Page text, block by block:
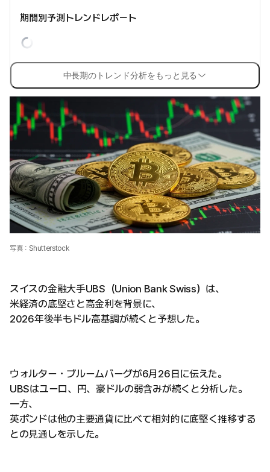
期間別予測トレンドレポート
中長期のトレンド分析をもっと見る
写真：Shutterstock
スイスの金融大手UBS（Union Bank Swiss）は、
米経済の底堅さと高金利を背景に、
2026年後半もドル高基調が続くと予想した。
ウォルター・ブルームバーグが6月26日に伝えた。
UBSはユーロ、円、豪ドルの弱含みが続くと分析した。
一方、
英ポンドは他の主要通貨に比べて相対的に底堅く推移する
との見通しを示した。